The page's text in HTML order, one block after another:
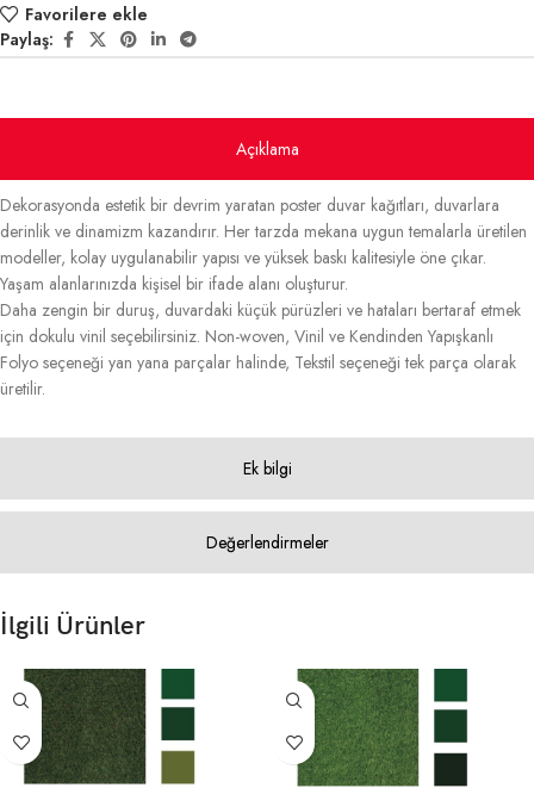
Favorilere ekle
Paylaş:
Açıklama
Ek bilgi
Değerlendirmeler
Dekorasyonda estetik bir devrim yaratan poster duvar kağıtları, duvarlara
derinlik ve dinamizm kazandırır. Her tarzda mekana uygun temalarla üretilen
modeller, kolay uygulanabilir yapısı ve yüksek baskı kalitesiyle öne çıkar.
Yaşam alanlarınızda kişisel bir ifade alanı oluşturur.
Daha zengin bir duruş, duvardaki küçük pürüzleri ve hataları bertaraf etmek
için dokulu vinil seçebilirsiniz. Non-woven, Vinil ve Kendinden Yapışkanlı
Folyo seçeneği yan yana parçalar halinde, Tekstil seçeneği tek parça olarak
üretilir.
İlgili Ürünler